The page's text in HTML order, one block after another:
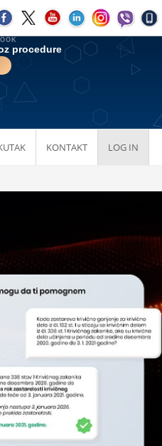
KONTAKT LOG IN